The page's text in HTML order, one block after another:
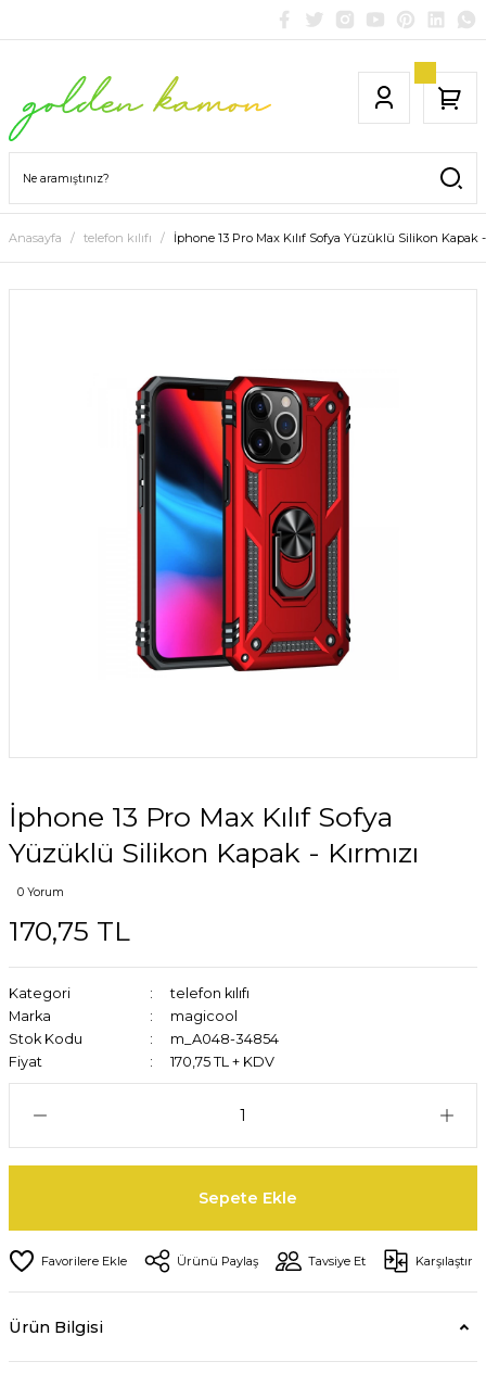
Anasayfa telefon kılıfı İphone 13 Pro Max Kılıf Sofya Yüzüklü Silikon Kapak -
İphone 13 Pro Max Kılıf Sofya
Yüzüklü Silikon Kapak - Kırmızı
0 Yorum
170,75 TL
Kategori
telefon kılıfı
Marka
magicool
Stok Kodu
m_A048-34854
Fiyat
170,75 TL + KDV
Sepete Ekle
Ürünü Paylaş Tavsiye Et Karşılaştır
Ürün Bilgisi